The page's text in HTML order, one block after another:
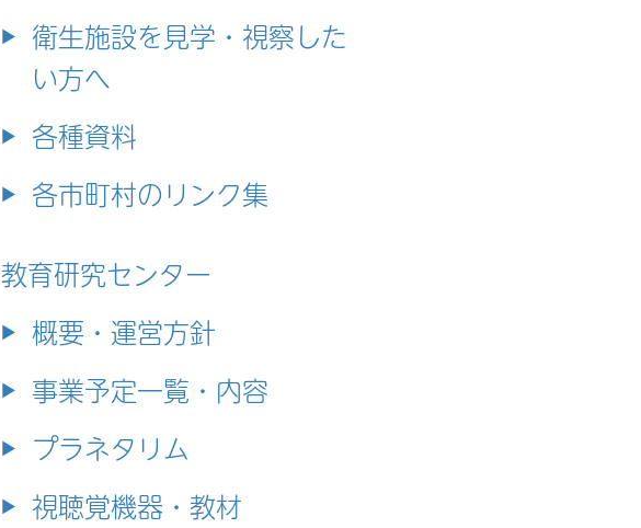
衛生施設を見学・視察した
い方へ
各種資料
各市町村のリンク集
教育研究センター
概要・運営方針
事業予定一覧・内容
プラネタリム
視聴覚機器・教材